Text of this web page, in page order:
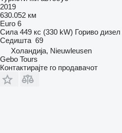
2019
630.052 км
Euro 6
Сила 449 кс (330 kW) Гориво дизел
Седишта 69
Холандија, Nieuwleusen
Gebo Tours
Контактирајте го продавачот